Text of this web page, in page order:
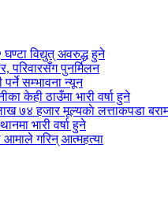
घण्टा विद्युत् अवरुद्ध हुने
परिवारसँग पुनर्मिलन
सम्भावना न्यून
केही ठाउँमा भारी वर्षा हुने
७४ हजार मूल्यकाे लत्ताकपडा
भारी वर्षा हुने
आमाले गरिन् आत्महत्या